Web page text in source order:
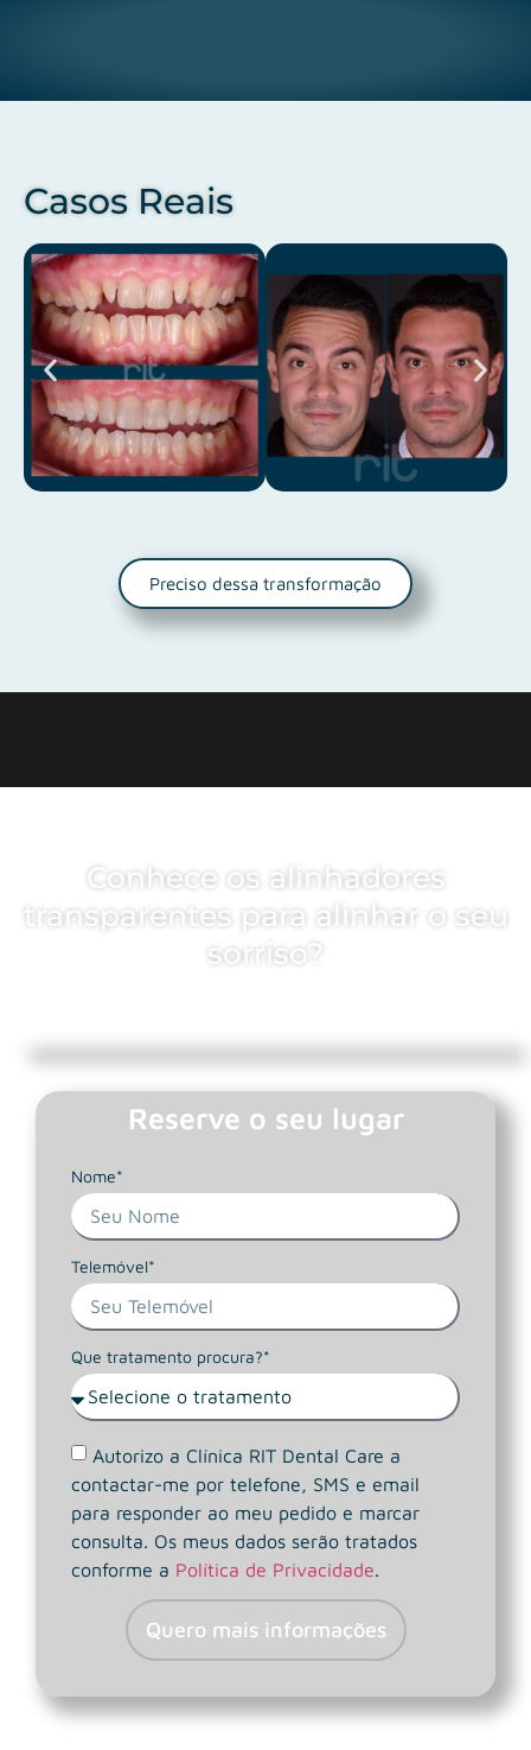
Casos Reais
Preciso dessa transformação
Conhece os alinhadores
transparentes para alinhar o seu
sorriso?
Reserve o seu lugar
Nome*
Telemóvel*
Que tratamento procura?*
Autorizo a Clínica RIT Dental Care a
contactar-me por telefone, SMS e email
para responder ao meu pedido e marcar
consulta. Os meus dados serão tratados
conforme a Política de Privacidade.
Quero mais informações